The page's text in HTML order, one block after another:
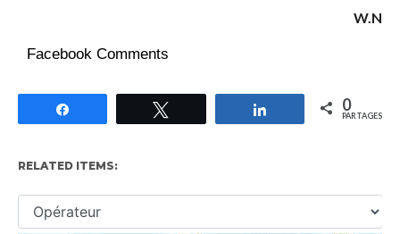
W.N
Facebook Comments
Partagez 0
PARTAGES
RELATED ITEMS: